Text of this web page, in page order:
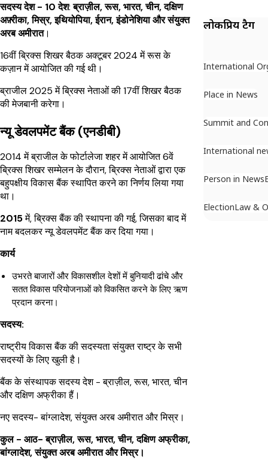
सदस्य देश - 10 देश:ब्राज़ील, रूस, भारत, चीन, दक्षिण
अफ़्रीका, मिस्र, इथियोपिया, ईरान, इंडोनेशिया और संयुक्त
अरब अमीरात।
16वीं ब्रिक्स शिखर बैठक अक्टूबर 2024 में रूस के
कज़ान में आयोजित की गई थी।
ब्राजील 2025 में ब्रिक्स नेताओं की 17वीं शिखर बैठक
की मेजबानी करेगा।
न्यू डेवलपमेंट बैंक (एनडीबी)
2014 में ब्राजील के फोर्टालेजा शहर में आयोजित 6वें
ब्रिक्स शिखर सम्मेलन के दौरान, ब्रिक्स नेताओं द्वारा एक
बहुपक्षीय विकास बैंक स्थापित करने का निर्णय लिया गया
था।
2015में, ब्रिक्स बैंक की स्थापना की गई, जिसका बाद में
नाम बदलकर न्यू डेवलपमेंट बैंक कर दिया गया।
कार्य
उभरते बाजारों और विकासशील देशों में बुनियादी ढांचे और
सतत विकास परियोजनाओं को विकसित करने के लिए ऋण
प्रदान करना।
सदस्य:
राष्ट्रीय विकास बैंक की सदस्यता संयुक्त राष्ट्र के सभी
सदस्यों के लिए खुली है।
बैंक के संस्थापक सदस्य देश - ब्राज़ील, रूस, भारत, चीन
और दक्षिण अफ्रीका हैं।
नए सदस्य- बांग्लादेश, संयुक्त अरब अमीरात और मिस्र।
कुल - आठ- ब्राज़ील, रूस, भारत, चीन, दक्षिण अफ्रीका,
बांग्लादेश, संयुक्त अरब अमीरात और मिस्र।
लोकप्रिय टैग
International
Place in News
Summit and
International
Person in News
ElectionLaw &